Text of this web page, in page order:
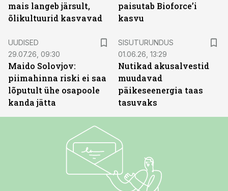
mais langeb järsult,
õlikultuurid kasvavad
paisutab Bioforce’i
kasvu
UUDISED
29.07.26, 09:30
Maido Solovjov:
piimahinna riski ei saa
lõputult ühe osapoole
kanda jätta
SISUTURUNDUS
01.06.26, 13:29
Nutikad akusalvestid
muudavad
päikeseenergia taas
tasuvaks